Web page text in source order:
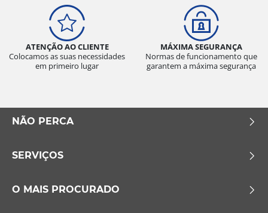
Tipo de veículo
Todos os tipos (0)
Ligeiro (0)
Comercial (0)
Esvaziamento limitado
Sem esvaziamento limitado (0)
Mais opções
ATENÇÃO AO CLIENTE
Colocamos as suas necessidades
em primeiro lugar
MÁXIMA SEGURANÇA
Normas de funcionamento que
garantem a máxima segurança
NÃO PERCA
SERVIÇOS
O MAIS PROCURADO